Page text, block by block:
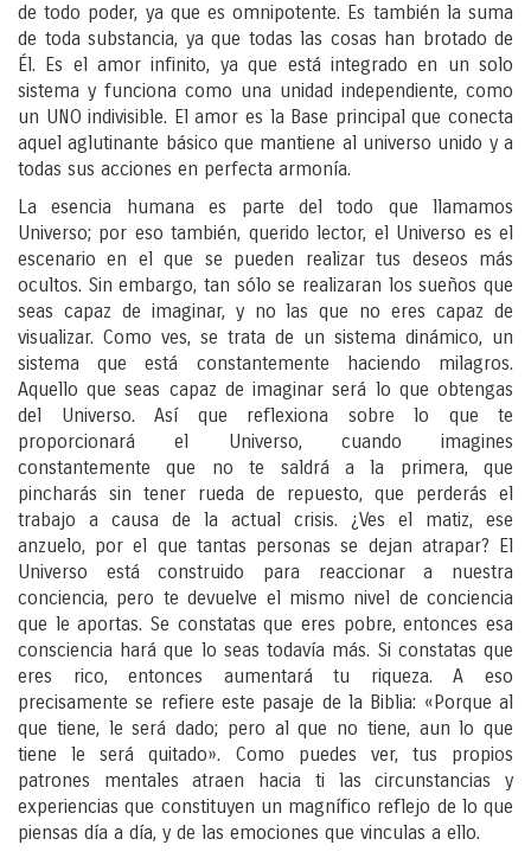
de todo poder, ya que es omnipotente. Es también la suma
de toda substancia, ya que todas las cosas han brotado de
Él. Es el amor infinito, ya que está integrado en un solo
sistema y funciona como una unidad independiente, como
un UNO indivisible. El amor es la Base principal que conecta
aquel aglutinante básico que mantiene al universo unido y a
todas sus acciones en perfecta armonía.
La esencia humana es parte del todo que llamamos
Universo; por eso también, querido lector, el Universo es el
escenario en el que se pueden realizar tus deseos más
ocultos. Sin embargo, tan sólo se realizaran los sueños que
seas capaz de imaginar, y no las que no eres capaz de
visualizar. Como ves, se trata de un sistema dinámico, un
sistema que está constantemente haciendo milagros.
Aquello que seas capaz de imaginar será lo que obtengas
del Universo. Así que reflexiona sobre lo que te
proporcionará el Universo, cuando imagines
constantemente que no te saldrá a la primera, que
pincharás sin tener rueda de repuesto, que perderás el
trabajo a causa de la actual crisis. ¿Ves el matiz, ese
anzuelo, por el que tantas personas se dejan atrapar? El
Universo está construido para reaccionar a nuestra
conciencia, pero te devuelve el mismo nivel de conciencia
que le aportas. Se constatas que eres pobre, entonces esa
consciencia hará que lo seas todavía más. Si constatas que
eres rico, entonces aumentará tu riqueza. A eso
precisamente se refiere este pasaje de la Biblia: «Porque al
que tiene, le será dado; pero al que no tiene, aun lo que
tiene le será quitado». Como puedes ver, tus propios
patrones mentales atraen hacia ti las circunstancias y
experiencias que constituyen un magnífico reflejo de lo que
piensas día a día, y de las emociones que vinculas a ello.